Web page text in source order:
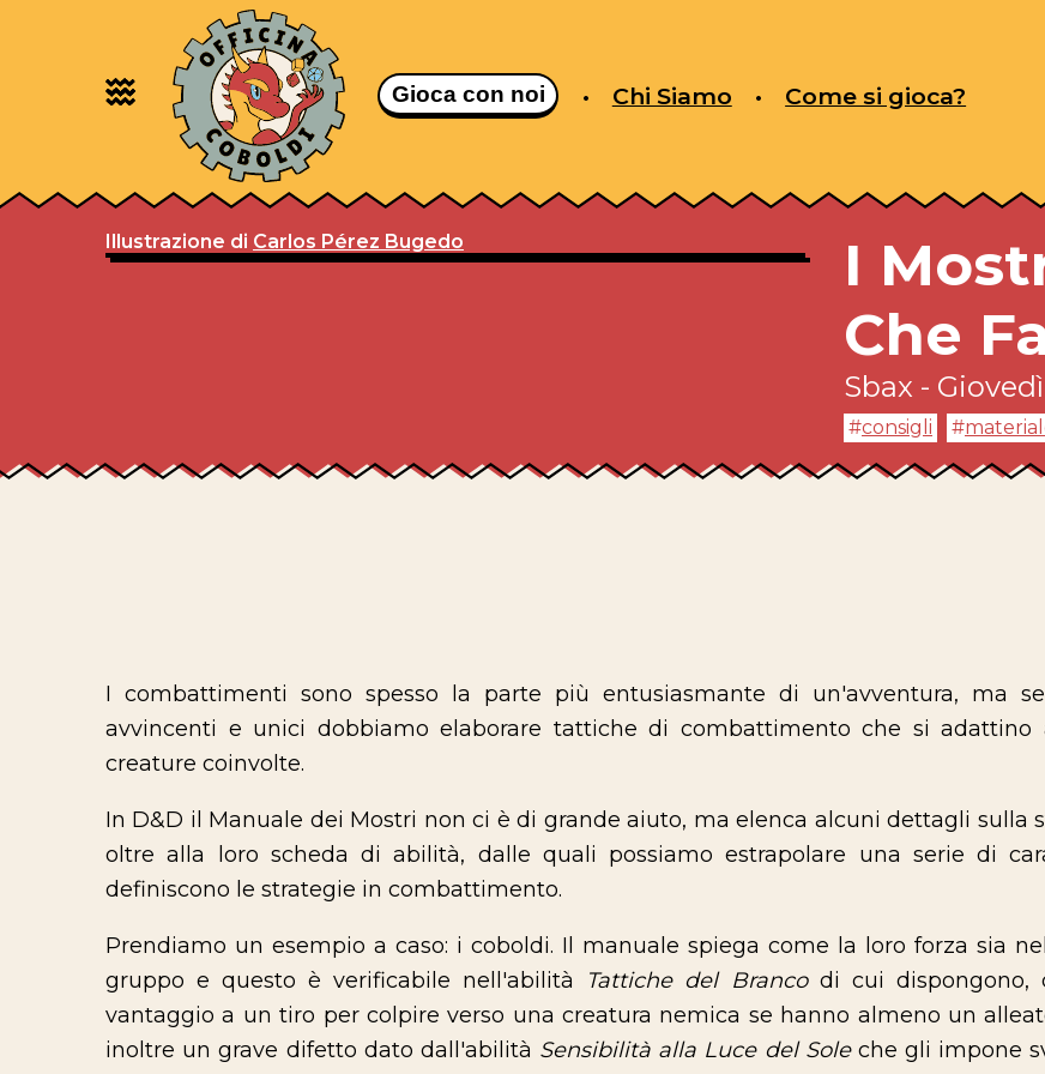
Gioca con noi Chi Siamo Come si gioca?
Illustrazione di Carlos Pérez Bugedo
I
Che
Sbax - Giovedì
consigli
I combattimenti sono spesso la parte più entusiasmante di un'avventura, ma
avvincenti e unici dobbiamo elaborare tattiche di combattimento che si adattino
creature coinvolte.
In D&D il Manuale dei Mostri non ci è di grande aiuto, ma elenca alcuni dettagli sulla
oltre alla loro scheda di abilità, dalle quali possiamo estrapolare una serie di
definiscono le strategie in combattimento.
Prendiamo un esempio a caso: i coboldi. Il manuale spiega come la loro forza sia
gruppo e questo è verificabile nell'abilità
Tattiche del Brancodi cui dispongono,
vantaggio a un tiro per colpire verso una creatura nemica se hanno almeno un
inoltre un grave difetto dato dall'abilità Sensibilità alla Luce del Soleche gli impone